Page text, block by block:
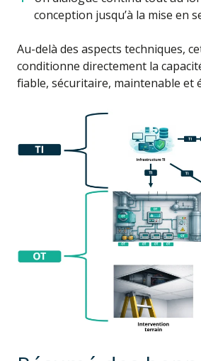
conception jusqu’à la mise en
Au-delà des aspects techniques,
conditionne directement la
fiable, sécuritaire, maintenable et